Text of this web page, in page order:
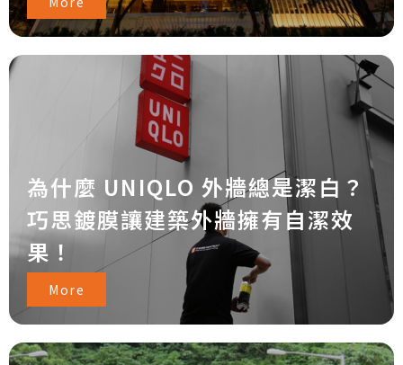
為什麼 UNIQLO 外牆總是潔白？
巧思鍍膜讓建築外牆擁有自潔效
果！
More